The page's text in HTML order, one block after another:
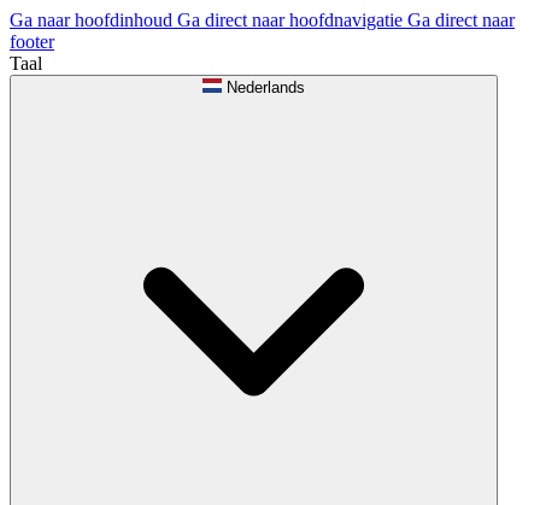
Ga naar hoofdinhoud Ga direct naar hoofdnavigatie Ga direct naar
footer
Taal
Nederlands